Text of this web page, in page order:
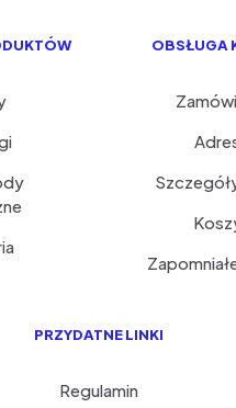
OBSŁUGA
PRZYDATNE LINKI
Regulamin